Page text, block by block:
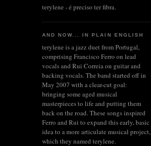
terylene - é preciso ter fibra.
AND NOW... IN PLAIN ENGLISH
terylene is a jazz duet from Portugal,
comprising Francisco Ferro on lead
vocals and Rui Correia on guitar and
backing vocals. The band started off in
May 2007 with a clear-cut goal:
bringing some aged musical
masterpieces to life and putting them
back on the road. These songs inspired
Ferro and Rui to expand this early, basic
idea to a more articulate musical project,
which they named terylene.